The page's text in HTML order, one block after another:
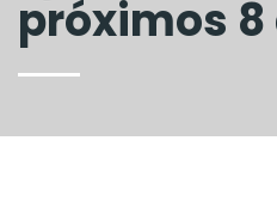
próximos 8